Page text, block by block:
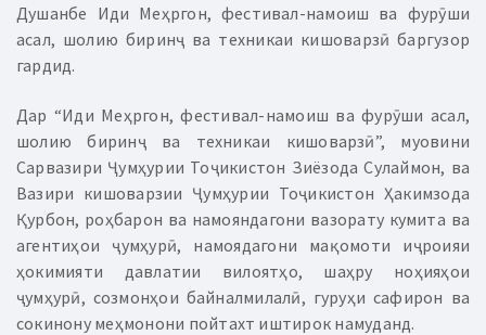
Душанбе Иди Меҳргон, фестивал-намоиш ва фурӯши
асал, шолию биринҷ ва техникаи кишоварзӣ баргузор
гардид.
Дар “Иди Меҳргон, фестивал-намоиш ва фурӯши асал,
шолию биринҷ ва техникаи кишоварзӣ”, муовини
Сарвазири Ҷумҳурии Тоҷикистон Зиёзода Сулаймон, ва
Вазири кишоварзии Ҷумҳурии Тоҷикистон Ҳакимзода
Қурбон, роҳбарон ва намояндагони вазорату кумита ва
агентиҳои ҷумҳурӣ, намоядагони мақомоти иҷроияи
ҳокимияти давлатии вилоятҳо, шаҳру ноҳияҳои
ҷумҳурӣ, созмонҳои байналмилалӣ, гуруҳи сафирон ва
сокинону меҳмонони пойтахт иштирок намуданд.